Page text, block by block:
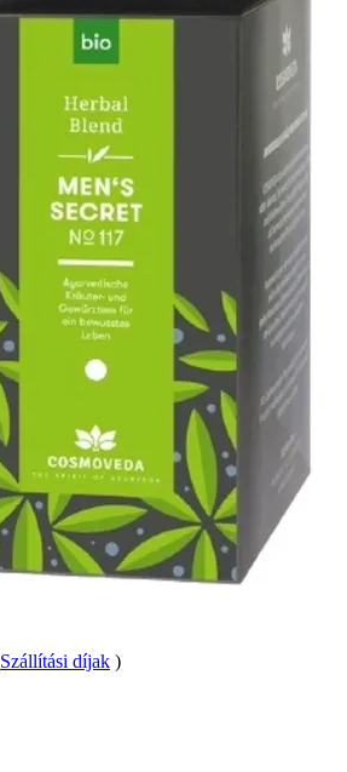
Szállítási díjak )